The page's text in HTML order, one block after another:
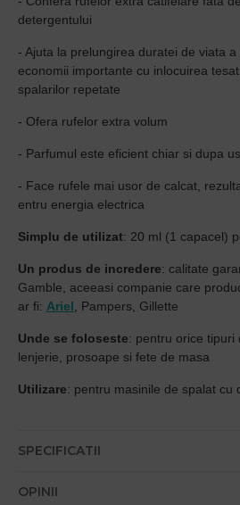
detergentului
- Ajuta la prelungirea duratei de viata
economii importante cu inlocuirea
spalarilor repetate
- Ofera rufelor extra volum
- Parfumul este eficient chiar si dupa
- Face rufele mai usor de calcat,
entru energia electrica
Simplu de utilizat: 20 ml (1 capacel)
Un produs de incredere: calitate
Gamble, aceeasi companie care
ar fi: Ariel , Pampers, Gillette
Unde se foloseste: pentru orice tipuri
lenjerie, prosoape si fete de masa
Utilizare: pentru masinile de spalat cu
SPECIFICATII
OPINII